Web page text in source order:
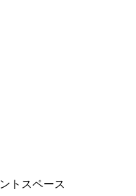
トスペース